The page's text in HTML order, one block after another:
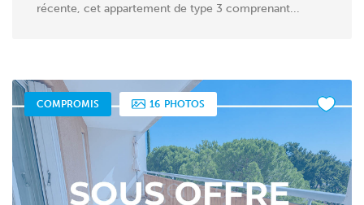
récente, cet appartement de type 3 comprenant...
COMPROMIS 16 PHOTOS